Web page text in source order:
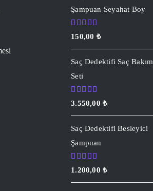
Şampuan Seyahat Boy
5 üzerinden
5.00
aldı
150,00 ₺
Saç Dedektifi Saç Bakım
Seti
5 üzerinden
oy
aldı
3.550,00₺
Saç Dedektifi Besleyici
Şampuan
5 üzerinden
oy
aldı
1.200,00₺